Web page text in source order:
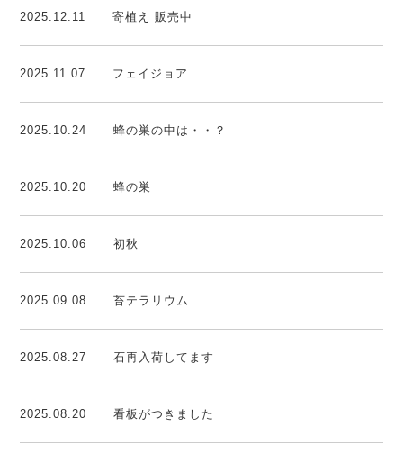
2025.12.11 寄植え 販売中
2025.11.07 フェイジョア
2025.10.24 蜂の巣の中は・・？
2025.10.20 蜂の巣
2025.10.06 初秋
2025.09.08 苔テラリウム
2025.08.27 石再入荷してます
2025.08.20 看板がつきました